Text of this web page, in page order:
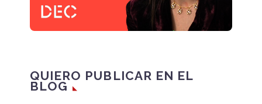
QUIERO PUBLICAR EN EL
BLOG